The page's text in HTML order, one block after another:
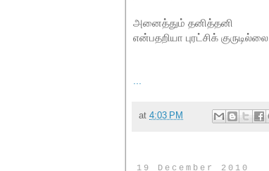
அனைத்தும் தனித்தனி
என்பதறியா புரட்சிக் குருடில்லை
at 4:03 PM
19 December 2010